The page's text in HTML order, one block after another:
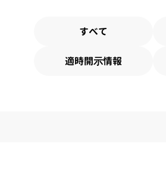
すべて
適時開⽰情報